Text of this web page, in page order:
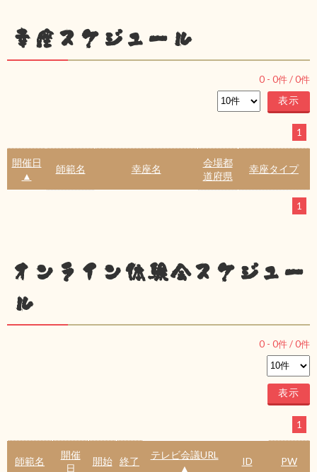
幸座スケジュール
0 - 0件 /0件
1
開催日
▲
師範名 幸座名
会場都
道府県
幸座タイプ
1
オンライン体験会スケジュー
ル
0 - 0件 /0件
1
師範名
開催
日
開始 終了
テレビ会議URL
▲
ID PW